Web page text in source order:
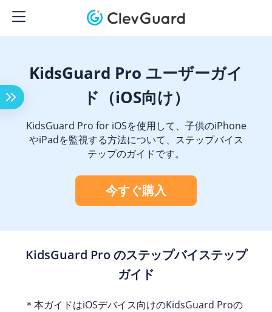
KidsGuard Pro ユーザーガイ
ド（iOS向け）
KidsGuard Pro for iOSを使用して、子供のiPhone
やiPadを監視する方法について、ステップバイス
テップのガイドです。
今すぐ購入
KidsGuard Pro のステップバイステップ
ガイド
＊本ガイドはiOSデバイス向けのKidsGuard Proの